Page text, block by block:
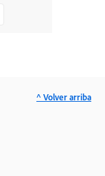
^ Volver arriba